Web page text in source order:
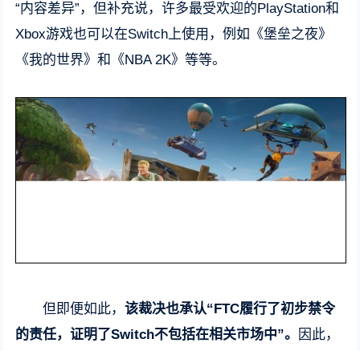
“内容差异”，但补充说，许多最受欢迎的PlayStation和
Xbox游戏也可以在Switch上使用，例如《堡垒之夜》
《我的世界》和《NBA 2K》等等。
但即便如此，该裁决也承认“FTC履行了初步禁令
的责任，证明了Switch不包括在相关市场中”。
因此，